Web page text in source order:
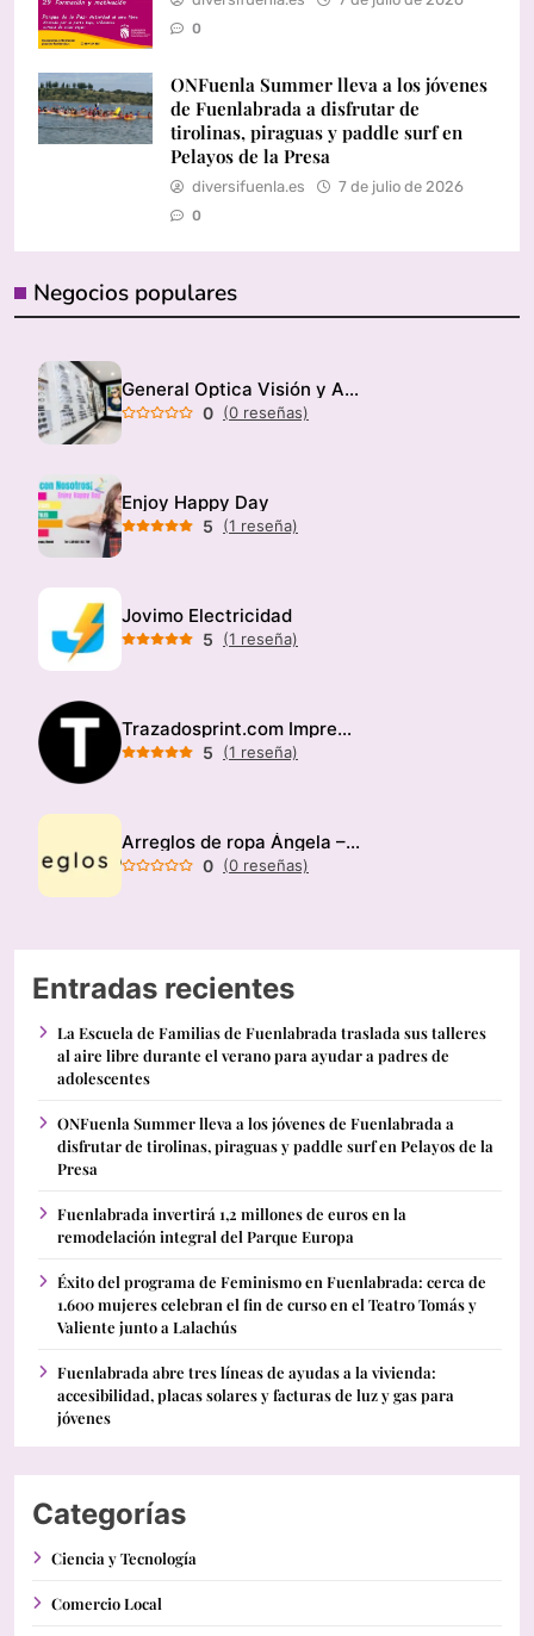
0
ONFuenla Summer lleva a los jóvenes
de Fuenlabrada a disfrutar de
tirolinas, piraguas y paddle surf en
Pelayos de la Presa
diversifuenla.es 7 de julio de 2026
0
Negocios populares
General Optica Visión y Audición
0 (0 reseñas)
Enjoy Happy Day
5 (1 reseña)
Jovimo Electricidad
5 (1 reseña)
Trazadosprint.com Imprenta
5 (1 reseña)
Arreglos de ropa Ángela – Modista
0 (0 reseñas)
Entradas recientes
La Escuela de Familias de Fuenlabrada traslada sus talleres
al aire libre durante el verano para ayudar a padres de
adolescentes
ONFuenla Summer lleva a los jóvenes de Fuenlabrada a
disfrutar de tirolinas, piraguas y paddle surf en Pelayos de la
Presa
Fuenlabrada invertirá 1,2 millones de euros en la
remodelación integral del Parque Europa
Éxito del programa de Feminismo en Fuenlabrada: cerca de
1.600 mujeres celebran el fin de curso en el Teatro Tomás y
Valiente junto a Lalachús
Fuenlabrada abre tres líneas de ayudas a la vivienda:
accesibilidad, placas solares y facturas de luz y gas para
jóvenes
Categorías
Ciencia y Tecnología
Comercio Local